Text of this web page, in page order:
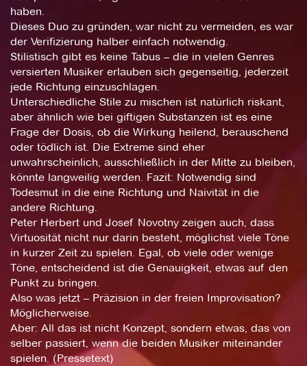
haben.
Dieses Duo zu gründen, war nicht zu vermeiden, es war
der Verifizierung halber einfach notwendig.
Stilistisch gibt es keine Tabus – die in vielen Genres
versierten Musiker erlauben sich gegenseitig, jederzeit
jede Richtung einzuschlagen.
Unterschiedliche Stile zu mischen ist natürlich riskant,
aber ähnlich wie bei giftigen Substanzen ist es eine
Frage der Dosis, ob die Wirkung heilend, berauschend
oder tödlich ist. Die Extreme sind eher
unwahrscheinlich, ausschließlich in der Mitte zu bleiben,
könnte langweilig werden. Fazit: Notwendig sind
Todesmut in die eine Richtung und Naivität in die
andere Richtung.
Peter Herbert und Josef Novotny zeigen auch, dass
Virtuosität nicht nur darin besteht, möglichst viele Töne
in kurzer Zeit zu spielen. Egal, ob viele oder wenige
Töne, entscheidend ist die Genauigkeit, etwas auf den
Punkt zu bringen.
Also was jetzt – Präzision in der freien Improvisation?
Möglicherweise.
Aber: All das ist nicht Konzept, sondern etwas, das von
selber passiert, wenn die beiden Musiker miteinander
spielen. (Pressetext)